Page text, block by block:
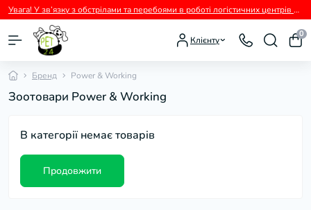
Увага! У зв’язку з обстрілами та перебоями в роботі логістичних центрів перевізників можливі тимчасові затримки з відправленням замовлень.
Клієнту
0
Бренд Power & Working
Зоотовари Power & Working
В категорії немає товарів
Продовжити